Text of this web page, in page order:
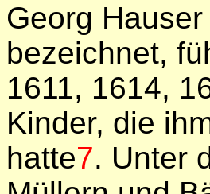
Georg
bezeichnet,
1611, 1614,
Kinder, die
hatte7. Unter